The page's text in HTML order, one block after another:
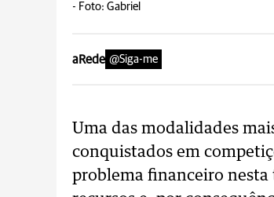
- Foto: Gabriel
aRede @Siga-me
Uma das modalidades
conquistados em
problema financeiro nesta